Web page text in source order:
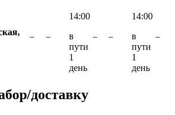
− −
14:00
в
пути
1
день
− −
14:00
в
пути
1
день
−
доставку